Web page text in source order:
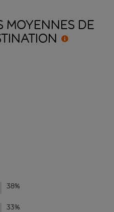
MOYENNES DE
38%
33%